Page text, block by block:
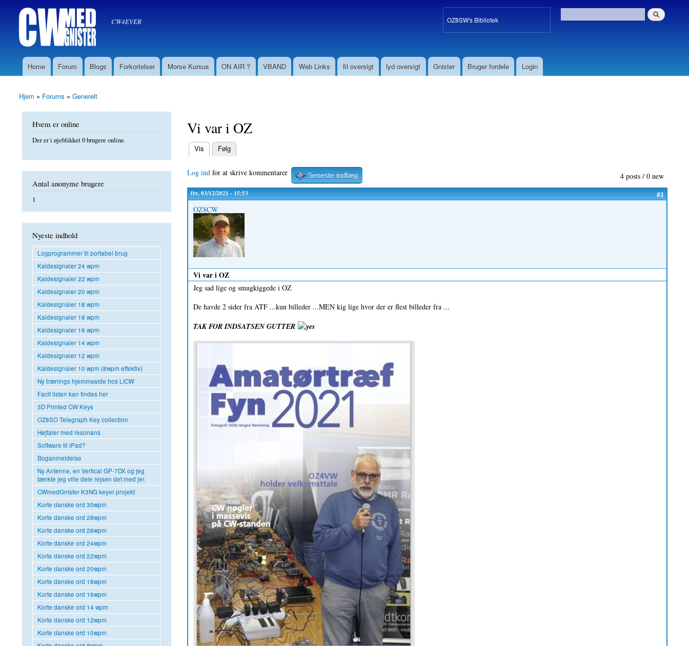
CW med Gnister CW4EVER
oz8sw OZ8SW's Bibliotek
Søgefelt
Søg
Hovedmenu
Home Forum Blogs Forkortelser Morse Kursus ON AIR ? VBAND Web Links fil oversigt lyd oversigt Gnister Bruger fordele Login
Du er her
Hjem » Forums » Generelt
Vi var i OZ
Primære faneblade
Vis
(aktiv fane) Følg
4 posts / 0 new
Log ind for at skrive kommentarer Seneste indlæg
fre, 03/12/2021 - 15:53 #1
OZ8CW
Vi var i OZ
Jeg sad lige og smugkiggede i OZ
De havde 2 sider fra ATF ...kun billeder ...MEN kig lige hvor der er flest billeder fra ...
TAK FOR INDSATSEN GUTTER
Hvem er online
Der er i øjeblikket 0 brugere online.
Antal anonyme brugere
1
Nyeste indhold
Logprogrammer til portabel brug
Kaldesignaler 24 wpm
Kaldesignaler 22 wpm
Kaldesignaler 20 wpm
Kaldesignaler 18 wpm
Kaldesignaler 18 wpm
Kaldesignaler 16 wpm
Kaldesignaler 14 wpm
Kaldesignaler 12 wpm
Kaldesignaler 10 wpm (8wpm effektiv)
Ny trænings hjemmeside hos LICW
Facit listen kan findes her
3D Printed CW Keys
OZ8SO Telegraph Key collection
Højtaler med resonans
Software til iPad?
Boganmeldelse
Ny Antenne, en Vertical GP-7DX og jeg
tænkte jeg ville dele rejsen det med jer.
CWmedGnister K3NG keyer projekt
Korte danske ord 30wpm
Korte danske ord 28wpm
Korte danske ord 26wpm
Korte danske ord 24wpm
Korte danske ord 22wpm
Korte danske ord 20wpm
Korte danske ord 18wpm
Korte danske ord 16wpm
Korte danske ord 14 wpm
Korte danske ord 12wpm
Korte danske ord 10wpm